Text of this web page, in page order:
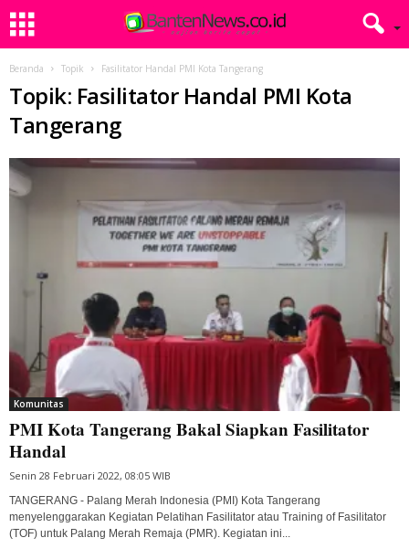
Beranda Topik Fasilitator Handal PMI Kota Tangerang
Topik: Fasilitator Handal PMI Kota
Tangerang
Komunitas
PMI Kota Tangerang Bakal Siapkan Fasilitator
Handal
Senin 28 Februari 2022, 08:05 WIB
TANGERANG - Palang Merah Indonesia (PMI) Kota Tangerang
menyelenggarakan Kegiatan Pelatihan Fasilitator atau Training of Fasilitator
(TOF) untuk Palang Merah Remaja (PMR). Kegiatan ini...